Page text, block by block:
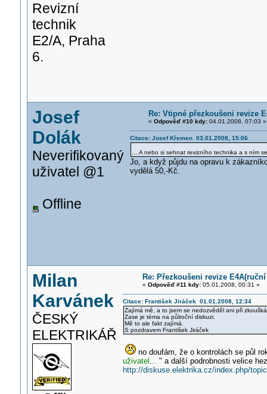
Revizní
technik
E2/A, Praha
6.
Josef
Dolák
Neverifikovaný
uživatel @1
Offline
Re: Vtipné přezkoušeni revize
« Odpověď #10 kdy:04.01.2008, 07:03 »
Citace: Josef Křemen 03.01.2008, 15:06
....A nebo si sehnat revizního technika a s ním
Jo, a když půjdu na opravu k
vydělá 50,-Kč.
Milan
Karvánek
ČESKÝ
ELEKTRIKÁŘ
Re: Přezkoušeni revize
« Odpověď #11 kdy:05.01.2008, 00:31 »
Citace: František Jiráček 01.01.2008, 12:34
Zajímá mě, a to jsem se nedozvěděl ani při
Zase je téma na půlroční diskuzi.
Mě to ale fakt zajímá.
S pozdravem František Jiráček
no doufám, že o kontrolách se půl
uživatel... " a další podrobnosti velice
http://diskuse.elektrika.cz/index.php/